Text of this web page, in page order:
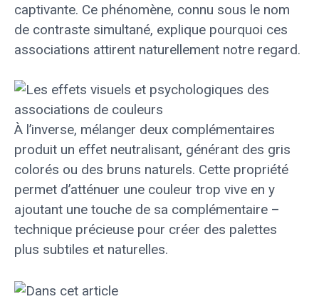
captivante. Ce phénomène, connu sous le nom
de contraste simultané, explique pourquoi ces
associations attirent naturellement notre regard.
À l’inverse, mélanger deux complémentaires
produit un effet neutralisant, générant des gris
colorés ou des bruns naturels. Cette propriété
permet d’atténuer une couleur trop vive en y
ajoutant une touche de sa complémentaire –
technique précieuse pour créer des palettes
plus subtiles et naturelles.